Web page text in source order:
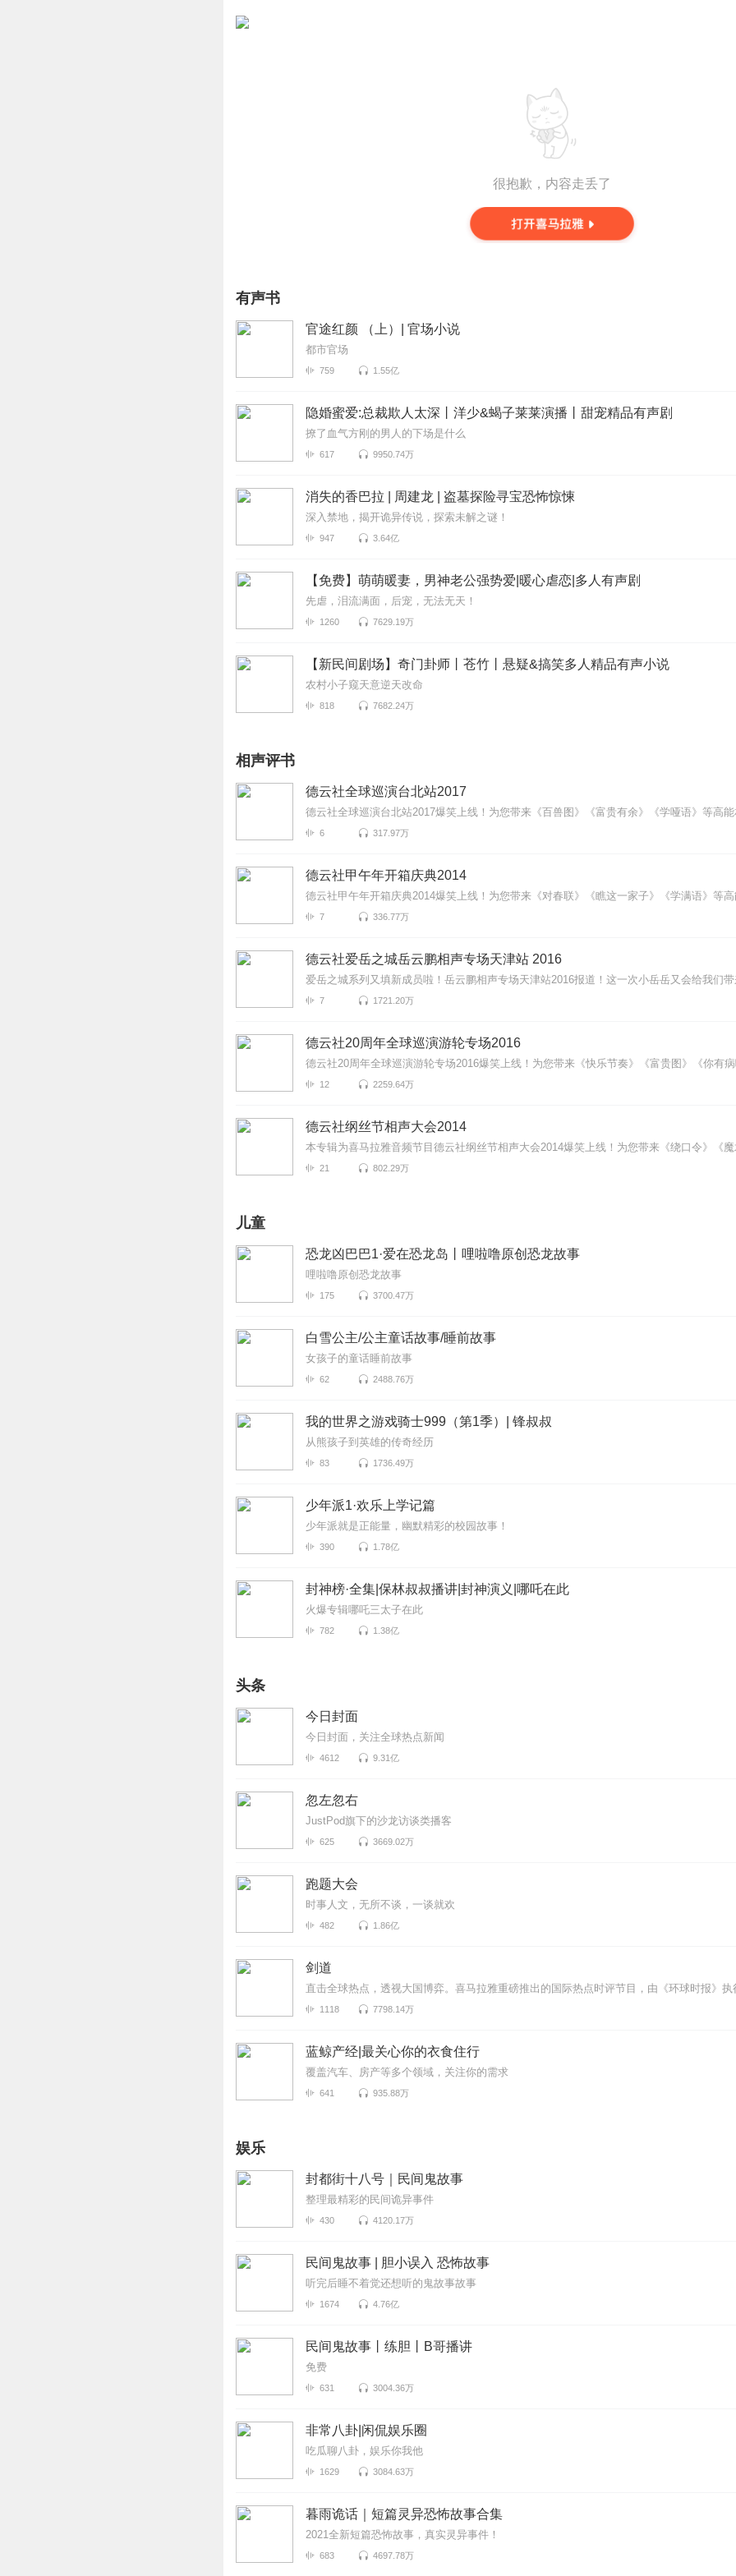
很抱歉，内容走丢了
有声书
官途红颜 （上）| 官场小说
都市官场
759 1.55亿
隐婚蜜爱:总裁欺人太深丨洋少&蝎子莱莱演播丨甜宠精品有声剧
撩了血气方刚的男人的下场是什么
617 9950.74万
消失的香巴拉 | 周建龙 | 盗墓探险寻宝恐怖惊悚
深入禁地，揭开诡异传说，探索未解之谜！
947 3.64亿
【免费】萌萌暖妻，男神老公强势爱|暖心虐恋|多人有声剧
先虐，泪流满面，后宠，无法无天！
1260 7629.19万
【新民间剧场】奇门卦师丨苍竹丨悬疑&搞笑多人精品有声小说
农村小子窥天意逆天改命
818 7682.24万
相声评书
德云社全球巡演台北站2017
德云社全球巡演台北站2017爆笑上线！为您带来《百兽图》《富贵有余》《学哑语》等高
6 317.97万
德云社甲午年开箱庆典2014
德云社甲午年开箱庆典2014爆笑上线！为您带来《对春联》《瞧这一家子》《学满语》等
7 336.77万
德云社爱岳之城岳云鹏相声专场天津站 2016
爱岳之城系列又填新成员啦！岳云鹏相声专场天津站2016报道！这一次小岳岳又会给我们
7 1721.20万
德云社20周年全球巡演游轮专场2016
德云社20周年全球巡演游轮专场2016爆笑上线！为您带来《快乐节奏》《富贵图》《你有
12 2259.64万
德云社纲丝节相声大会2014
本专辑为喜马拉雅音频节目德云社纲丝节相声大会2014爆笑上线！为您带来《绕口令》《
21 802.29万
儿童
恐龙凶巴巴1·爱在恐龙岛丨哩啦噜原创恐龙故事
哩啦噜原创恐龙故事
175 3700.47万
白雪公主/公主童话故事/睡前故事
女孩子的童话睡前故事
62 2488.76万
我的世界之游戏骑士999（第1季）| 锋叔叔
从熊孩子到英雄的传奇经历
83 1736.49万
少年派1·欢乐上学记篇
少年派就是正能量，幽默精彩的校园故事！
390 1.78亿
封神榜·全集|保林叔叔播讲|封神演义|哪吒在此
火爆专辑哪吒三太子在此
782 1.38亿
头条
今日封面
今日封面，关注全球热点新闻
4612 9.31亿
忽左忽右
JustPod旗下的沙龙访谈类播客
625 3669.02万
跑题大会
时事人文，无所不谈，一谈就欢
482 1.86亿
剑道
直击全球热点，透视大国博弈。喜马拉雅重磅推出的国际热点时评节目，由《环球时报》
1118 7798.14万
蓝鲸产经|最关心你的衣食住行
覆盖汽车、房产等多个领域，关注你的需求
641 935.88万
娱乐
封都街十八号｜民间鬼故事
整理最精彩的民间诡异事件
430 4120.17万
民间鬼故事 | 胆小误入 恐怖故事
听完后睡不着觉还想听的鬼故事故事
1674 4.76亿
民间鬼故事丨练胆丨B哥播讲
免费
631 3004.36万
非常八卦|闲侃娱乐圈
吃瓜聊八卦，娱乐你我他
1629 3084.63万
暮雨诡话｜短篇灵异恐怖故事合集
2021全新短篇恐怖故事，真实灵异事件！
683 4697.78万